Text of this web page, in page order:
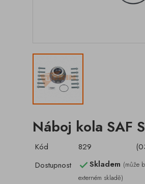
Náboj kola SAF
Kód 829
Dostupnost
Skladem (může
externém skladě)